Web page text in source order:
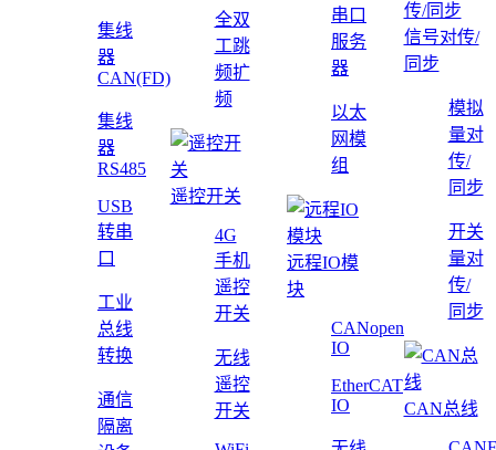
集线
器
CAN(FD)
集线
器
RS485
USB
转串
口
工业
总线
转换
通信
隔离
全双
工跳
频扩
频
遥控开关
4G
手机
遥控
开关
无线
遥控
开关
串口
服务
器
以太
网模
组
远程IO模
块
CANopen
IO
EtherCAT
IO
信号对传/
同步
模拟
量对
传/
同步
开关
量对
传/
同步
CAN总线